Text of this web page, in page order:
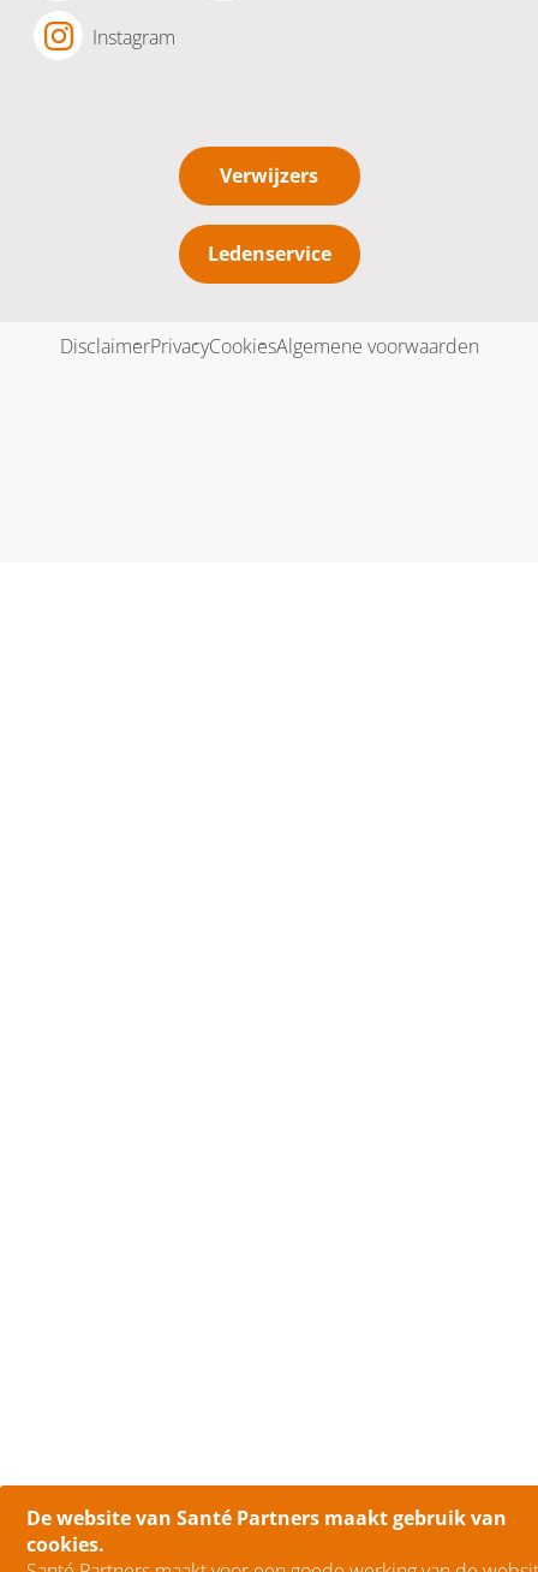
De website van Santé Partners maakt gebruik van
cookies.
Instagram
Verwijzers
Ledenservice
DisclaimerPrivacyCookiesAlgemene voorwaarden